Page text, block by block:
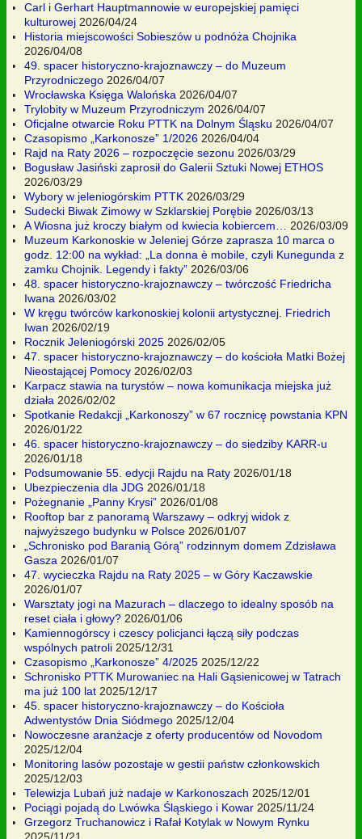
Carl i Gerhart Hauptmannowie w europejskiej pamięci
kulturowej 2026/04/24
Historia miejscowości Sobieszów u podnóża Chojnika
2026/04/08
49. spacer historyczno-krajoznawczy – do Muzeum
Przyrodniczego 2026/04/07
Wrocławska Księga Walońska 2026/04/07
Trylobity w Muzeum Przyrodniczym 2026/04/07
Oficjalne otwarcie Roku PTTK na Dolnym Śląsku 2026/04/07
Czasopismo „Karkonosze” 1/2026 2026/04/04
Rajd na Raty 2026 – rozpoczęcie sezonu 2026/03/29
Bogusław Jasiński zaprosił do Galerii Sztuki Nowej ETHOS
2026/03/29
Wybory w jeleniogórskim PTTK 2026/03/29
Sudecki Biwak Zimowy w Szklarskiej Porębie 2026/03/13
A Wiosna już kroczy białym od kwiecia kobiercem…
2026/03/09
Muzeum Karkonoskie w Jeleniej Górze zaprasza 10 marca o
godz. 12:00 na wykład: „La donna è mobile, czyli Kunegunda z
zamku Chojnik. Legendy i fakty” 2026/03/06
48. spacer historyczno-krajoznawczy – twórczość Friedricha
Iwana 2026/03/02
W kręgu twórców karkonoskiej kolonii artystycznej. Friedrich
Iwan 2026/02/19
Rocznik Jeleniogórski 2025 2026/02/05
47. spacer historyczno-krajoznawczy – do kościoła Matki Bożej
Nieostającej Pomocy 2026/02/03
Karpacz stawia na turystów – nowa komunikacja miejska już
działa 2026/02/02
Spotkanie Redakcji „Karkonoszy” w 67 rocznicę powstania KPN
2026/01/22
46. spacer historyczno-krajoznawczy – do siedziby KARR-u
2026/01/18
Podsumowanie 55. edycji Rajdu na Raty 2026/01/18
Ubezpieczenia dla JDG 2026/01/18
Pożegnanie „Panny Krysi” 2026/01/08
Rooftop bar z panoramą Warszawy – odkryj widok z
najwyższego budynku w Polsce 2026/01/07
„Schronisko pod Baranią Górą” rodzinnym domem Zdzisława
Gasza 2026/01/07
47. wycieczka Rajdu na Raty 2025 – w Góry Kaczawskie
2026/01/07
Warsztaty jogi na Mazurach – dlaczego to idealny sposób na
reset ciała i głowy? 2026/01/06
Kamiennogórscy i czescy policjanci łączą siły podczas
wspólnych patroli 2025/12/31
Czasopismo „Karkonosze” 4/2025 2025/12/22
Schronisko PTTK Murowaniec na Hali Gąsienicowej w Tatrach
ma już 100 lat 2025/12/17
45. spacer historyczno-krajoznawczy – do Kościoła
Adwentystów Dnia Siódmego 2025/12/04
Nowoczesne aranżacje z oferty producentów od Novodom
2025/12/04
Monitoring lasów pozostaje w gestii państw członkowskich
2025/12/03
Telewizja Lubań już nadaje w Karkonoszach 2025/12/01
Pociągi pojadą do Lwówka Śląskiego i Kowar 2025/11/24
Grzegorz Truchanowicz i Rafał Kotylak w Nowym Rynku